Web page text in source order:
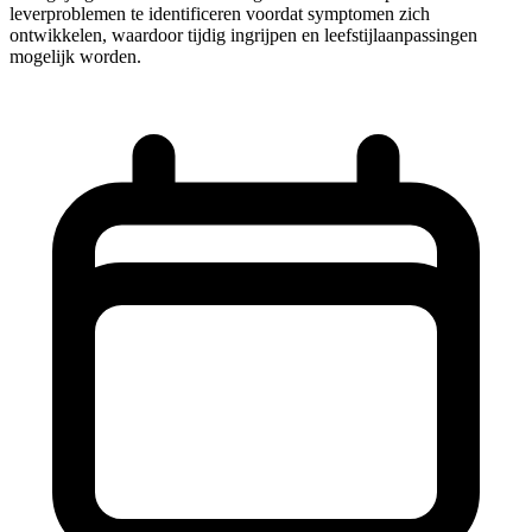
leverproblemen te identificeren voordat symptomen zich
ontwikkelen, waardoor tijdig ingrijpen en leefstijlaanpassingen
mogelijk worden.